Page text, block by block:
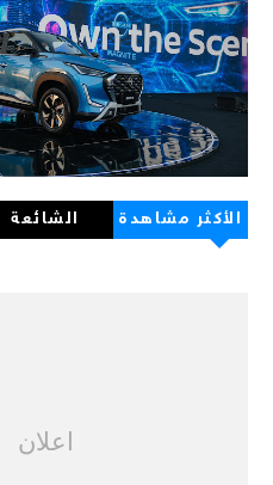
الأكثر مشاهدة الشائعة
اعلان